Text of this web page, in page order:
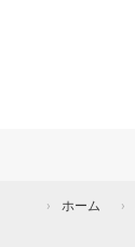
ホーム